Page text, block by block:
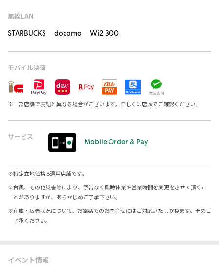
無線LAN
STARBUCKS docomo Wi2 300
モバイル決済
※一部店舗で表記と異なる場合がございます。詳しくは店頭でご確認ください。
サービス
Mobile Order & Pay
※特定立地価格 B適用店舗です。
※台風、その他災害等により、予告なく臨時休業や営業時間を変更をさせて頂くこ
とがありますが、あらかじめご了承下さい。
※在庫・販売状況について、お電話でのお問合せにはご対応いたしかねます。予めご
了承ください。
イベント情報